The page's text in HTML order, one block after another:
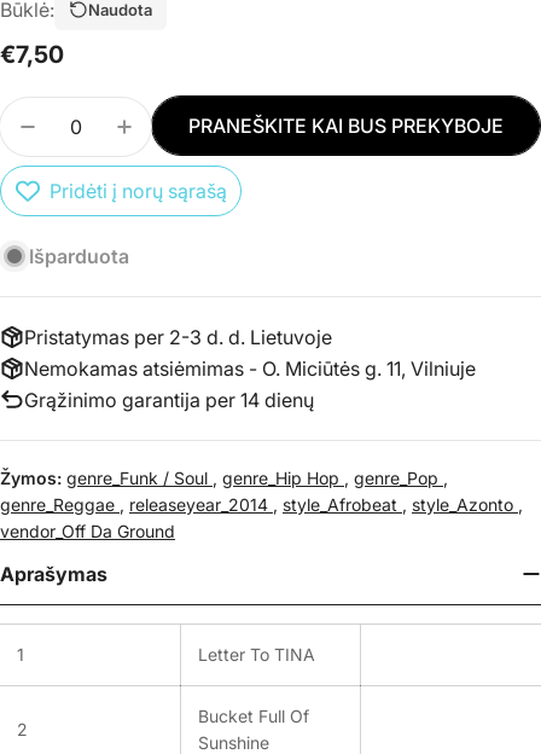
Būklė: Naudota
Įprasta
€7,50
Kiekis
SUMAŽINTI PREKĖS CD FUSE ODG - TINA: THIS
PADIDINTI PREKĖS CD FUSE ODG -
PRANEŠKITE KAI BUS PREKYBOJE
Pridėti į norų sąrašą
Išparduota
Pristatymas per 2-3 d. d. Lietuvoje
Nemokamas atsiėmimas - O. Miciūtės g. 11, Vilniuje
Grąžinimo garantija per 14 dienų
Žymos: genre_Funk / Soul , genre_Hip Hop , genre_Pop ,
genre_Reggae , releaseyear_2014 , style_Afrobeat , style_Azonto ,
vendor_Off Da Ground
Aprašymas
1 Letter To TINA
2
Bucket Full Of
Sunshine